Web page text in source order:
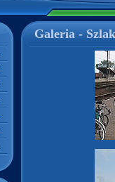
Galeria -